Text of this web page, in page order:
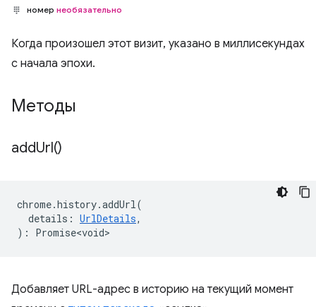
номер необязательно
Когда произошел этот визит, указано в миллисекундах
с начала эпохи.
Методы
addUrl()
chrome.history.addUrl(
details : UrlDetails,
) : Promise<void>
Добавляет URL-адрес в историю на текущий момент